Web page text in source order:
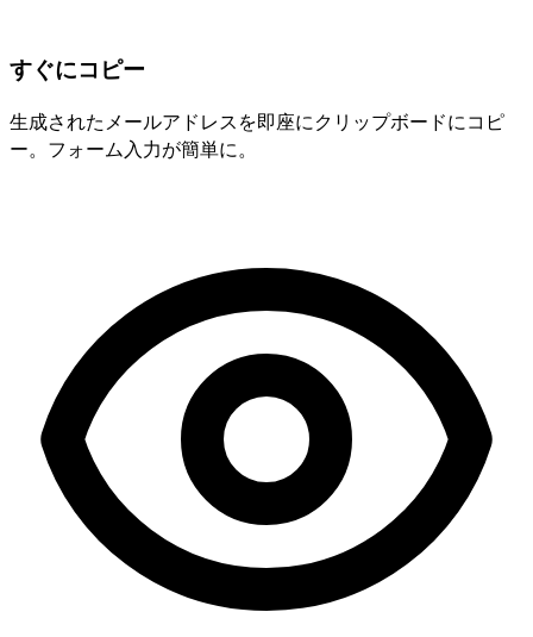
すぐにコピー
生成されたメールアドレスを即座にクリップボードにコピ
ー。フォーム入力が簡単に。